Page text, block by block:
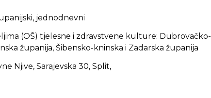
jednodnevni
(OŠ) tjelesne i zdravstvene kulture: Dubrovačko-
županija, Šibensko-kninska i Zadarska županija
Njive, Sarajevska 30, Split,